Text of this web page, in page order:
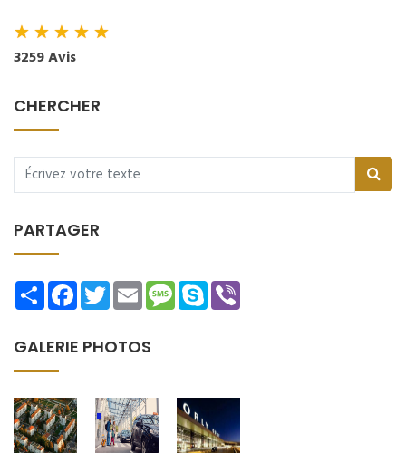
★★★★★
3259 Avis
CHERCHER
PARTAGER
ShareFacebookTwitterEmailMessage
Skype
GALERIE PHOTOS